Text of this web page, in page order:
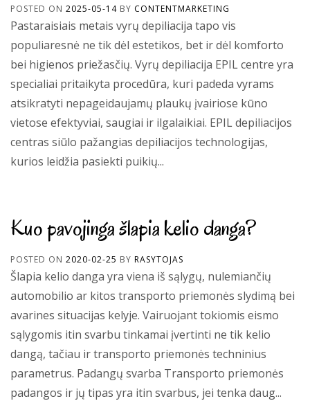
POSTED ON 2025-05-14 BY CONTENTMARKETING
Pastaraisiais metais vyrų depiliacija tapo vis
populiaresnė ne tik dėl estetikos, bet ir dėl komforto
bei higienos priežasčių. Vyrų depiliacija EPIL centre yra
specialiai pritaikyta procedūra, kuri padeda vyrams
atsikratyti nepageidaujamų plaukų įvairiose kūno
vietose efektyviai, saugiai ir ilgalaikiai. EPIL depiliacijos
centras siūlo pažangias depiliacijos technologijas,
kurios leidžia pasiekti puikių...
Kuo pavojinga šlapia kelio danga?
POSTED ON 2020-02-25 BY RASYTOJAS
Šlapia kelio danga yra viena iš sąlygų, nulemiančių
automobilio ar kitos transporto priemonės slydimą bei
avarines situacijas kelyje. Vairuojant tokiomis eismo
sąlygomis itin svarbu tinkamai įvertinti ne tik kelio
dangą, tačiau ir transporto priemonės techninius
parametrus. Padangų svarba Transporto priemonės
padangos ir jų tipas yra itin svarbus, jei tenka daug...